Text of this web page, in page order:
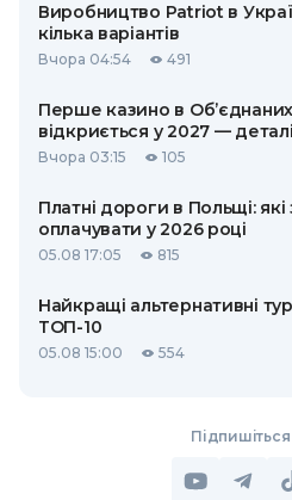
Виробництво Patriot в
кілька варіантів
Вчора 04:54 491
Перше казино в
відкриється у 2027 — деталі
Вчора 03:15 105
Платні дороги в Польщі: які
оплачувати у 2026 році
05.08 17:05 815
Найкращі альтернативні
ТОП-10
05.08 15:00 554